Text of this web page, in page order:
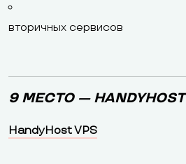
вторичных сервисов
9 МЕСТО — HANDYHOST
HandyHost VPS